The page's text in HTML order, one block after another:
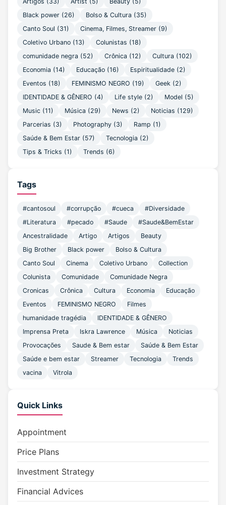
Black power (26) Bolso & Cultura (35)
Canto Soul (31) Cinema, Filmes, Streamer (9)
Coletivo Urbano (13) Colunistas (18)
comunidade negra (52) Crônica (12) Cultura (102)
Economia (14) Educação (16) Espiritualidade (2)
Eventos (18) FEMINISMO NEGRO (19) Geek (2)
IDENTIDADE & GÊNERO (4) Life style (2) Model (5)
Music (11) Música (29) News (2) Noticias (129)
Parcerias (3) Photography (3) Ramp (1)
Saúde & Bem Estar (57) Tecnologia (2)
Tips & Tricks (1) Trends (6)
Tags
#cantosoul #corrupção #cueca
#Diversidade
#Literatura
#pecado #Saude
#Saude&BemEstar
Ancestralidade
Artigo Artigos
Beauty
Big Brother
Black power
Bolso & Cultura
Canto Soul
Cinema Coletivo Urbano
Collection
Colunista
Comunidade
Comunidade Negra
Cronicas
Crônica Cultura Economia
Educação
Eventos
FEMINISMO NEGRO
Filmes
humanidade tragédia
IDENTIDADE & GÊNERO
Imprensa Preta
Iskra Lawrence Música
Noticias
Provocações
Saude & Bem estar
Saúde & Bem Estar
Saúde e bem estar
Streamer Tecnologia
Trends
vacina
Vitrola
Quick Links
Appointment
Price Plans
Investment Strategy
Financial Advices